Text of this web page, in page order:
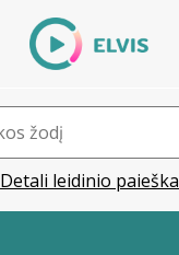
Detali leidinio paieška